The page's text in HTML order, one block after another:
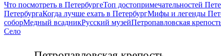
Что посмотреть в ПетербургеТоп достопримечательностей
ПетербургаКогда лучше ехать в ПетербургМифы и легенды
соборМедный всадникРусский музейПетропавловская
Село